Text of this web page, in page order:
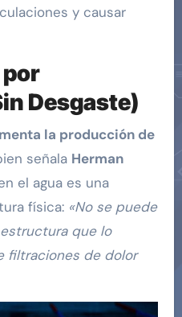
y causar
Desgaste)
la producción de
señala Herman
el agua es una
física: «No se puede
que lo
filtraciones de dolor